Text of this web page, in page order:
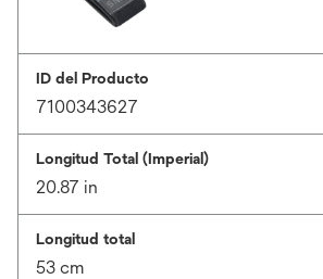
ID del Producto
7100343627
Longitud Total (Imperial)
20.87 in
Longitud total
53 cm